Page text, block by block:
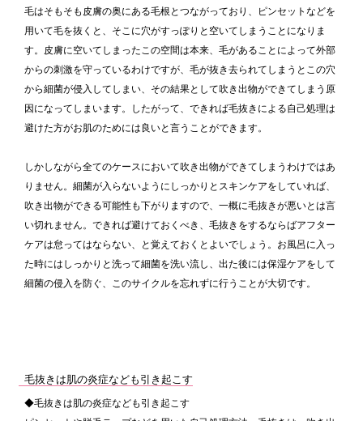
毛はそもそも皮膚の奥にある毛根とつながっており、ピンセットなどを
用いて毛を抜くと、そこに穴がすっぽりと空いてしまうことになりま
す。皮膚に空いてしまったこの空間は本来、毛があることによって外部
からの刺激を守っているわけですが、毛が抜き去られてしまうとこの穴
から細菌が侵入してしまい、その結果として吹き出物ができてしまう原
因になってしまいます。したがって、できれば毛抜きによる自己処理は
避けた方がお肌のためには良いと言うことができます。
しかしながら全てのケースにおいて吹き出物ができてしまうわけではあ
りません。細菌が入らないようにしっかりとスキンケアをしていれば、
吹き出物ができる可能性も下がりますので、一概に毛抜きが悪いとは言
い切れません。できれば避けておくべき、毛抜きをするならばアフター
ケアは怠ってはならない、と覚えておくとよいでしょう。お風呂に入っ
た時にはしっかりと洗って細菌を洗い流し、出た後には保湿ケアをして
細菌の侵入を防ぐ、このサイクルを忘れずに行うことが大切です。
毛抜きは肌の炎症なども引き起こす
◆毛抜きは肌の炎症なども引き起こす